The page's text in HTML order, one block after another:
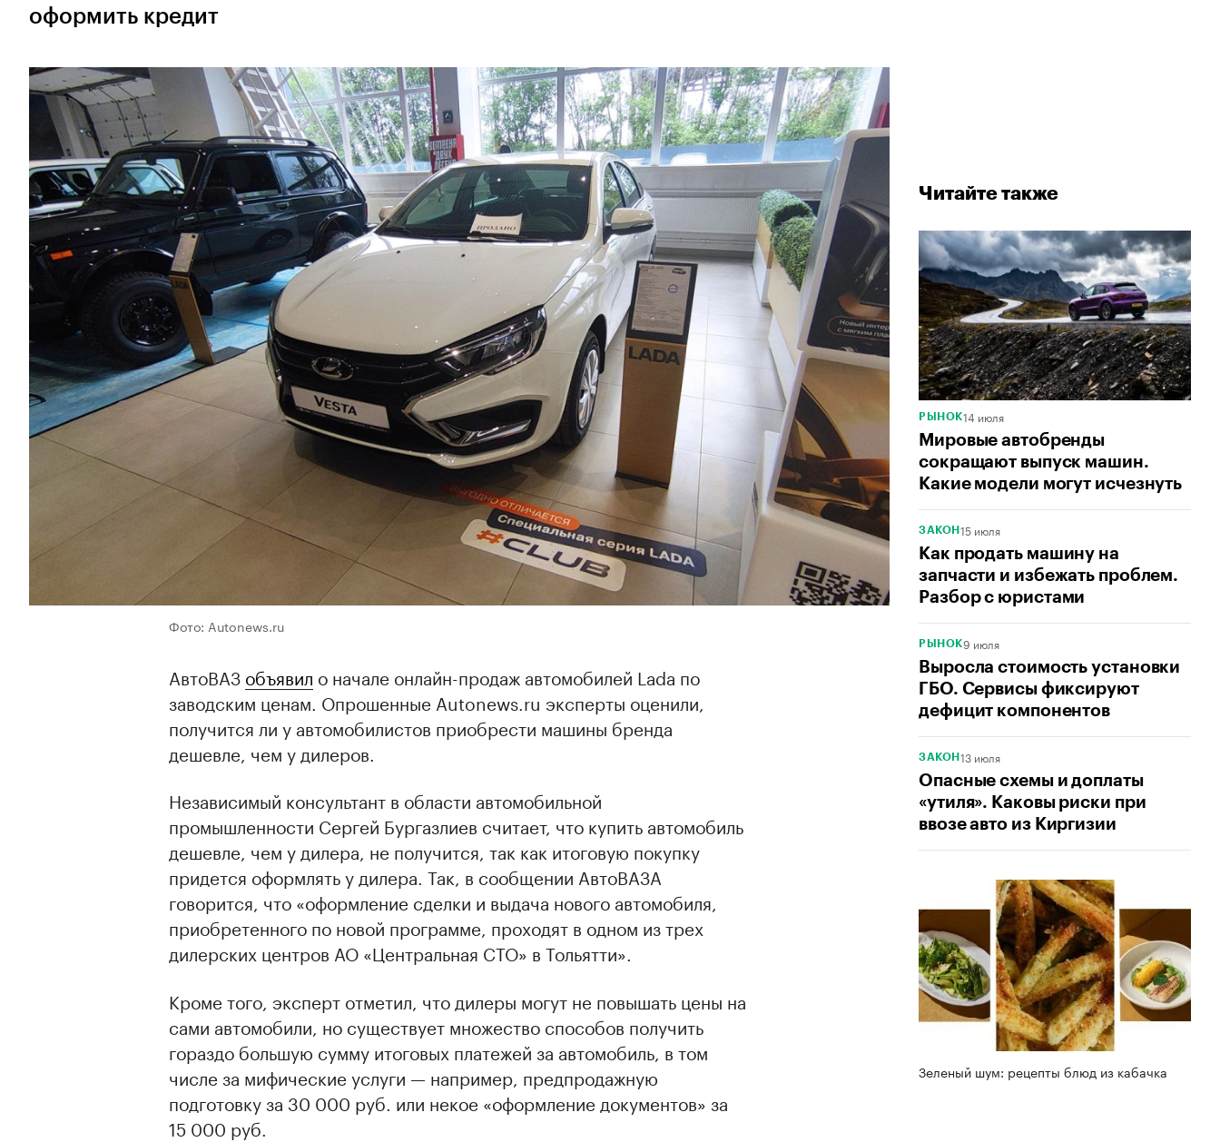
Читайте также
РЫНОК14 июля
Мировые автобренды
сокращают выпуск машин.
Какие модели могут исчезнуть
ЗАКОН 15 июля
Как продать машину на
запчасти и избежать проблем.
Разбор с юристами
РЫНОК9 июля
Выросла стоимость установки
ГБО. Сервисы фиксируют
дефицит компонентов
ЗАКОН 13 июля
Опасные схемы и доплаты
«утиля». Каковы риски при
ввозе авто из Киргизии
Зеленый шум: рецепты блюд из кабачка
оформить кредит
Фото: Autonews.ru
АвтоВАЗ объявил о начале онлайн-продаж автомобилей Lada по
заводским ценам. Опрошенные Autonews.ru эксперты оценили,
получится ли у автомобилистов приобрести машины бренда
дешевле, чем у дилеров.
Независимый консультант в области автомобильной
промышленности Сергей Бургазлиев считает, что купить автомобиль
дешевле, чем у дилера, не получится, так как итоговую покупку
придется оформлять у дилера. Так, в сообщении АвтоВАЗА
говорится, что «оформление сделки и выдача нового автомобиля,
приобретенного по новой программе, проходят в одном из трех
дилерских центров АО «Центральная СТО» в Тольятти».
Кроме того, эксперт отметил, что дилеры могут не повышать цены на
сами автомобили, но существует множество способов получить
гораздо большую сумму итоговых платежей за автомобиль, в том
числе за мифические услуги — например, предпродажную
подготовку за 30 000 руб. или некое «оформление документов» за
15 000 руб.